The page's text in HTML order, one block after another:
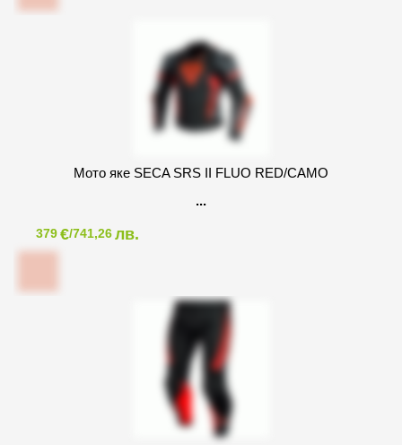
Мото яке SECA SRS II FLUO RED/CAMO
379€/741,26лв.